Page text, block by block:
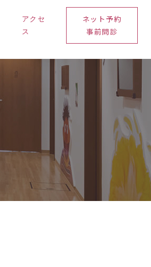
アクセ
ス
ネット予約
事前問診